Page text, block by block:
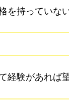
を持っていな
経験があれば